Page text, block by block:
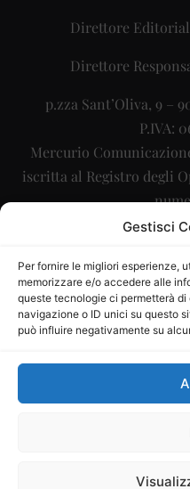
Gestisci
Per fornire le migliori esperienze,
memorizzare e/o accedere alle
queste tecnologie ci permetterà
navigazione o ID unici su questo
può influire negativamente su
Direttore
Direttore
p.zza Sant’Oliva, 9 –
P.IVA:
Mercurio
iscritta al Registro degli
Sito gestito da La